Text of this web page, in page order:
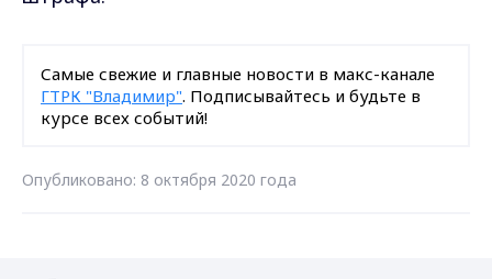
Самые свежие и главные новости в макс-канале
ГТРК "Владимир". Подписывайтесь и будьте в
курсе всех событий!
Опубликовано: 8 октября 2020 года